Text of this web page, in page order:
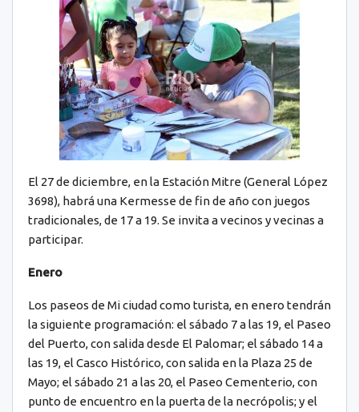
El 27 de diciembre, en la Estación Mitre (General López
3698), habrá una Kermesse de fin de año con juegos
tradicionales, de 17 a 19. Se invita a vecinos y vecinas a
participar.
Enero
Los paseos de Mi ciudad como turista, en enero tendrán
la siguiente programación: el sábado 7 a las 19, el Paseo
del Puerto, con salida desde El Palomar; el sábado 14 a
las 19, el Casco Histórico, con salida en la Plaza 25 de
Mayo; el sábado 21 a las 20, el Paseo Cementerio, con
punto de encuentro en la puerta de la necrópolis; y el